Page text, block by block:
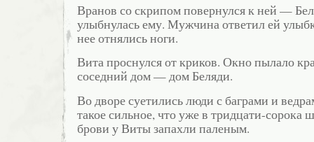
Вранов со скрипом повернулся к ней —
улыбнулась ему. Мужчина ответил ей
нее отнялись ноги.
Вита проснулся от криков. Окно пылало
соседний дом — дом Беляди.
Во дворе суетились люди с баграми и
такое сильное, что уже в тридцати-сорока
брови у Виты запахли паленым.